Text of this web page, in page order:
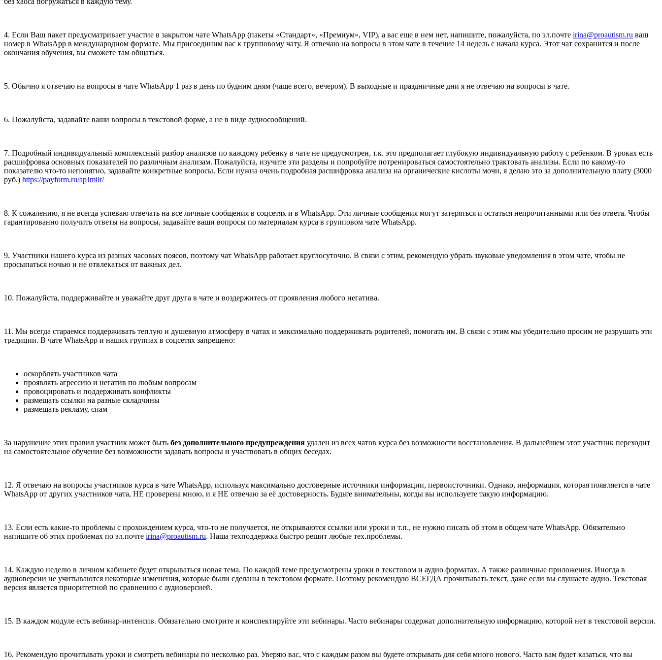
4. Если Ваш пакет предусматривает участие в закрытом чате WhatsApp (пакеты «Стандарт», «Премиум», VIP), а вас еще в нем нет, напишите, пожалуйста, по эл.почте irina@proautism.ru ваш
номер в WhatsApp в международном формате. Мы присоединим вас к групповому чату. Я отвечаю на вопросы в этом чате в течение 14 недель с начала курса. Этот чат сохранится и после
окончания обучения, вы сможете там общаться.
5. Обычно я отвечаю на вопросы в чате WhatsApp 1 раз в день по будним дням (чаще всего, вечером). В выходные и праздничные дни я не отвечаю на вопросы в чате.
6. Пожалуйста, задавайте ваши вопросы в текстовой форме, а не в виде аудиосообщений.
7. Подробный индивидуальный комплексный разбор анализов по каждому ребенку в чате не предусмотрен, т.к. это предполагает глубокую индивидуальную работу с ребенком. В уроках есть
расшифровка основных показателей по различным анализам. Пожалуйста, изучите эти разделы и попробуйте потренироваться самостоятельно трактовать анализы. Если по какому-то
показателю что-то непонятно, задавайте конкретные вопросы. Если нужна очень подробная расшифровка анализа на органические кислоты мочи, я делаю это за дополнительную плату (3000
руб.) https://payform.ru/apJm0r/
8. К сожалению, я не всегда успеваю отвечать на все личные сообщения в соцсетях и в WhatsApp. Эти личные сообщения могут затеряться и остаться непрочитанными или без ответа. Чтобы
гарантированно получить ответы на вопросы, задавайте ваши вопросы по материалам курса в групповом чате WhatsApp.
9. Участники нашего курса из разных часовых поясов, поэтому чат WhatsApp работает круглосуточно. В связи с этим, рекомендую убрать звуковые уведомления в этом чате, чтобы не
просыпаться ночью и не отвлекаться от важных дел.
10. Пожалуйста, поддерживайте и уважайте друг друга в чате и воздержитесь от проявления любого негатива.
11. Мы всегда стараемся поддерживать теплую и душевную атмосферу в чатах и максимально поддерживать родителей, помогать им. В связи с этим мы убедительно просим не разрушать эти
традиции. В чате WhatsApp и наших группах в соцсетях запрещено:
оскорблять участников чата
проявлять агрессию и негатив по любым вопросам
провоцировать и поддерживать конфликты
размещать ссылки на разные складчины
размещать рекламу, спам
За нарушение этих правил участник может быть без дополнительного предупреждения удален из всех чатов курса без возможности восстановления. В дальнейшем этот участник переходит
на самостоятельное обучение без возможности задавать вопросы и участвовать в общих беседах.
12. Я отвечаю на вопросы участников курса в чате WhatsApp, используя максимально достоверные источники информации, первоисточники. Однако, информация, которая появляется в чате
WhatsApp от других участников чата, НЕ проверена мною, и я НЕ отвечаю за её достоверность. Будьте внимательны, когды вы используете такую информацию.
13. Если есть какие-то проблемы с прохождением курса, что-то не получается, не открываются ссылки или уроки и т.п., не нужно писать об этом в общем чате WhatsApp. Обязательно
напишите об этих проблемах по эл.почте irina@proautism.ru. Наша техподдержка быстро решит любые тех.проблемы.
14. Каждую неделю в личном кабинете будет открываться новая тема. По каждой теме предусмотрены уроки в текстовом и аудио форматах. А также различные приложения. Иногда в
аудиоверсии не учитываются некоторые изменения, которые были сделаны в текстовом формате. Поэтому рекомендую ВСЕГДА прочитывать текст, даже если вы слушаете аудио. Текстовая
версия является приоритетной по сравнению с аудиоверсией.
15. В каждом модуле есть вебинар-интенсив. Обязательно смотрите и конспектируйте эти вебинары. Часто вебинары содержат дополнительную информацию, которой нет в текстовой версии.
16. Рекомендую прочитывать уроки и смотреть вебинары по несколько раз. Уверяю вас, что с каждым разом вы будете открывать для себя много нового. Часто вам будет казаться, что вы